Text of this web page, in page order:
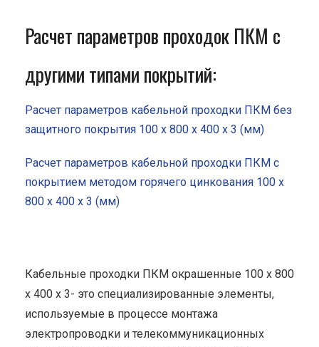
Расчет параметров проходок ПКМ с
другими типами покрытий:
Расчет параметров кабельной проходки ПКМ без
защитного покрытия 100 x 800 x 400 x 3 (мм)
Расчет параметров кабельной проходки ПКМ с
покрытием методом горячего цинкования 100 x
800 x 400 x 3 (мм)
Кабельные проходки ПКМ окрашенные 100 x 800
x 400 x 3- это специализированные элементы,
используемые в процессе монтажа
электропроводки и телекоммуникационных